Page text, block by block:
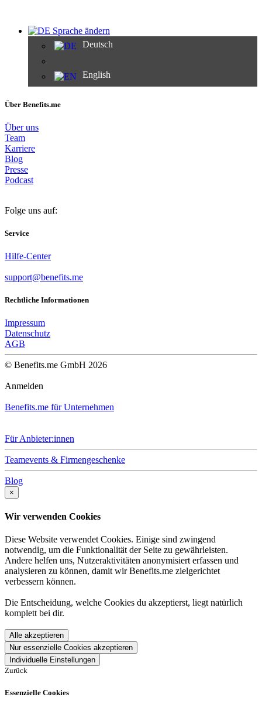
Sprache ändern
Deutsch
English
Über Benefits.me
Über uns
Team
Karriere
Blog
Presse
Podcast
Folge uns auf:
Service
Hilfe-Center
support@benefits.me
Rechtliche Informationen
Impressum
Datenschutz
AGB
© Benefits.me GmbH 2026
Anmelden
Benefits.me für Unternehmen
Für Anbieter:innen
Teamevents & Firmengeschenke
Blog
×
Wir verwenden Cookies
Diese Website verwendet Cookies. Einige sind zwingend
notwendig, um die Funktionalität der Seite zu gewährleisten.
Andere helfen uns, Nutzeraktivitäten anonymisiert erfassen und
analysieren zu können, damit wir Benefits.me zielgerichtet
verbessern können.
Die Entscheidung, welche Cookies du akzeptierst, liegt natürlich
komplett bei dir.
Alle akzeptieren
Nur essenzielle Cookies akzeptieren
Individuelle Einstellungen
Zurück
Essenzielle Cookies